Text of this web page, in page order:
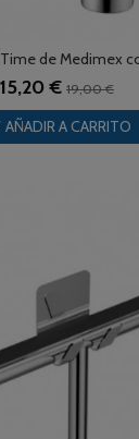
de Medimex
15,20 € 19,00 €
AÑADIR A CARRITO